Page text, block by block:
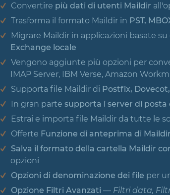
Convertire più dati di utenti Maildir
Trasforma il formato Maildir in PST,
Migrare Maildir in applicazioni basate su
Exchange locale
Vengono aggiunte più opzioni per
IMAP Server, IBM Verse, Amazon
Supporta file Maildir di Postfix,
In gran parte supporta i server di posta
Estrai e importa file Maildir da tutte le
Offerte Funzione di anteprima di Maildir
Salva il formato della cartella Maildir
opzioni
Opzioni di denominazione dei file per
Opzione Filtri Avanzati — Filtri data,